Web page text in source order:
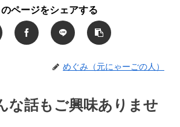
のページをシェアする
めぐみ（元にゃーごの人）
な話もご興味ありませ